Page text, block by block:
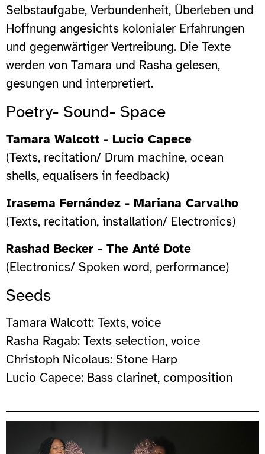
Selbstaufgabe, Verbundenheit, Überleben und
Hoffnung angesichts kolonialer Erfahrungen
und gegenwärtiger Vertreibung. Die Texte
werden von Tamara und Rasha gelesen,
gesungen und interpretiert.
Poetry- Sound- Space
Tamara Walcott - Lucio Capece
(Texts, recitation/ Drum machine, ocean
shells, equalisers in feedback)
Irasema Fernández - Mariana Carvalho
(Texts, recitation, installation/ Electronics)
Rashad Becker - The Anté Dote
(Electronics/ Spoken word, performance)
Seeds
Tamara Walcott: Texts, voice
Rasha Ragab: Texts selection, voice
Christoph Nicolaus: Stone Harp
Lucio Capece: Bass clarinet, composition